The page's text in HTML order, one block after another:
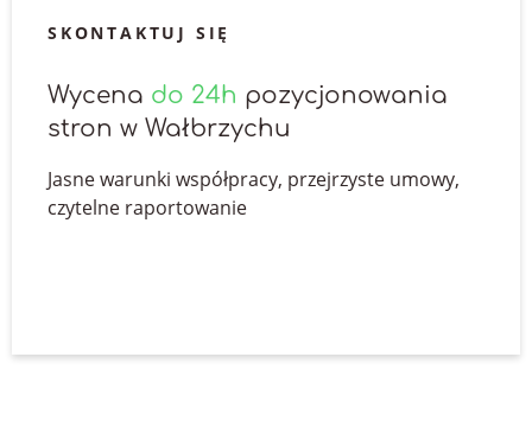
SKONTAKTUJ SIĘ
Wycena do 24h pozycjonowania
stron w Wałbrzychu
Jasne warunki współpracy, przejrzyste umowy,
czytelne raportowanie